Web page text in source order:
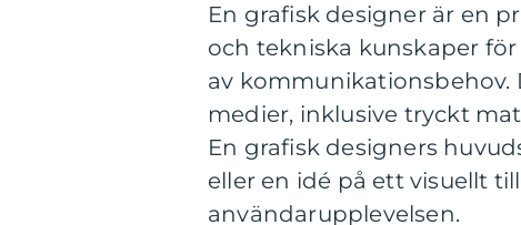
En grafisk designer är en
och tekniska kunskaper
av kommunikationsbehov.
medier, inklusive tryckt
En grafisk designers
eller en idé på ett visuellt
användarupplevelsen.